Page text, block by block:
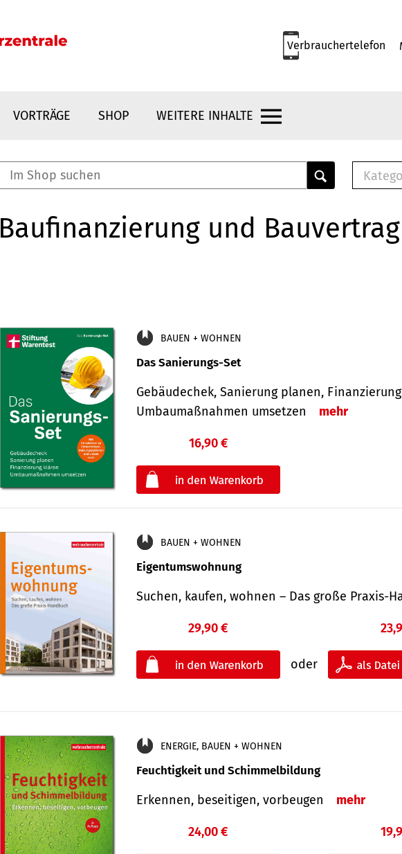
Verbrauchertelefon
VORTRÄGE SHOP WEITERE INHALTE
E-
Baufinanzierung und Bauvertrag
BAUEN + WOHNEN
Das Sanierungs-Set
Gebäudechek, Sanierung planen,
Umbaumaßnahmen umsetzen
mehr
16,90 €
BAUEN + WOHNEN
Eigentumswohnung
Suchen, kaufen, wohnen – Das große Praxis-
29,90 €
oder
ENERGIE, BAUEN + WOHNEN
Feuchtigkeit und Schimmelbildung
Erkennen, beseitigen, vorbeugen mehr
24,00 €